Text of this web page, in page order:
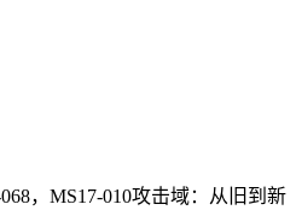
，MS17-010攻击域：
从旧到新